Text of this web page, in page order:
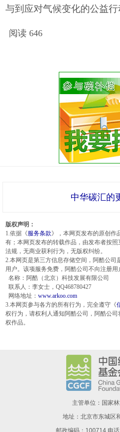
与到应对气候变化的公益行
阅读 646
中华碳汇的
版权声明：
1.依据《服务条款》，本网页发布的原创作
有；本网页发布的转载作品，由发布者按
法规，无商业获利行为，无版权纠纷。
2.本网页是第三方信息存储空间，阿酷公
用户。该项服务免费，阿酷公司不向注册用
名称：阿酷（北京）科技发展有限公司
联系人：李女士，QQ468780427
网络地址： www.arkoo.com
3.本网页参与各方的所有行为，完全遵守《
权行为，请权利人通知阿酷公司，阿酷公
权作品。
主管单位：国家
地址：北京市东城区
邮政编码：100714 电